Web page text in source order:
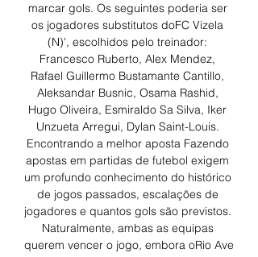
marcar gols. Os seguintes poderia ser
os jogadores substitutos doFC Vizela
(N)', escolhidos pelo treinador:
Francesco Ruberto, Alex Mendez,
Rafael Guillermo Bustamante Cantillo,
Aleksandar Busnic, Osama Rashid,
Hugo Oliveira, Esmiraldo Sa Silva, Iker
Unzueta Arregui, Dylan Saint-Louis.
Encontrando a melhor aposta Fazendo
apostas em partidas de futebol exigem
um profundo conhecimento do histórico
de jogos passados, escalações de
jogadores e quantos gols são previstos.
Naturalmente, ambas as equipas
querem vencer o jogo, embora oRio Ave